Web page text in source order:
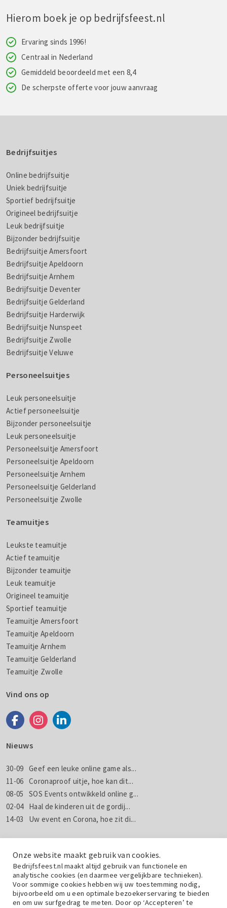
Hierom boek je op bedrijfsfeest.nl
Ervaring sinds 1996!
Centraal in Nederland
Gemiddeld beoordeeld met een 8,4
De scherpste offerte voor jouw aanvraag
Bedrijfsuitjes
Online bedrijfsuitje
Uniek bedrijfsuitje
Sportief bedrijfsuitje
Origineel bedrijfsuitje
Leuk bedrijfsuitje
Bijzonder bedrijfsuitje
Bedrijfsuitje Amersfoort
Bedrijfsuitje Apeldoorn
Bedrijfsuitje Arnhem
Bedrijfsuitje Deventer
Bedrijfsuitje Gelderland
Bedrijfsuitje Harderwijk
Bedrijfsuitje Nunspeet
Bedrijfsuitje Zwolle
Bedrijfsuitje Veluwe
Personeelsuitjes
Leuk personeelsuitje
Actief personeelsuitje
Bijzonder personeelsuitje
Leuk personeelsuitje
Personeelsuitje Amersfoort
Personeelsuitje Apeldoorn
Personeelsuitje Arnhem
Personeelsuitje Gelderland
Personeelsuitje Zwolle
Teamuitjes
Leukste teamuitje
Actief teamuitje
Bijzonder teamuitje
Leuk teamuitje
Origineel teamuitje
Sportief teamuitje
Teamuitje Amersfoort
Teamuitje Apeldoorn
Teamuitje Arnhem
Teamuitje Gelderland
Teamuitje Zwolle
Vind ons op
Nieuws
30-09 Geef een leuke online game als...
11-06 Coronaproof uitje, hoe kan dit...
08-05
SOS Events ontwikkeld online g...
02-04
Haal de kinderen uit de gordij...
14-03
Uw event en Corona, hoe zit di...
Wil jij weten wat wij doen met jouw gegevens? Lees dan de
privacyverklaring.
Onze website maakt gebruik van cookies.
Bedrijfsfeest.nl maakt altijd gebruik van functionele en
analytische cookies (en daarmee vergelijkbare technieken).
Voor sommige cookies hebben wij uw toestemming nodig,
bijvoorbeeld om u een optimale bezoekerservaring te bieden
en om uw surfgedrag te meten. Door op ‘Accepteren’ te